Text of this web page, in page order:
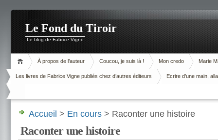
Le Fond du Tiroir
Le blog de Fabrice Vigne
À propos de l’auteur Coucou, je suis là ! Mon credo Marie
Les livres de Fabrice Vigne publiés chez d’autres éditeurs Ecrire d’une main,
Accueil > En cours > Raconter une histoire
Raconter une histoire